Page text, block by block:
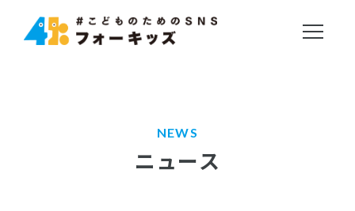
NEWS
ニュース